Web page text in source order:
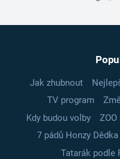
Jak zhubnout
TV program
Kdy budou volby
7 pádů Honzy Dědka
Tatarák podle